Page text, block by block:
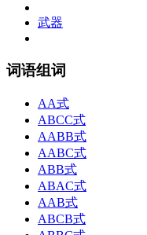
武器
词语组词
AA式
ABCC式
AABB式
AABC式
ABB式
ABAC式
AAB式
ABCB式